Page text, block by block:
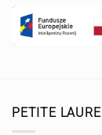
PETITE LAURE